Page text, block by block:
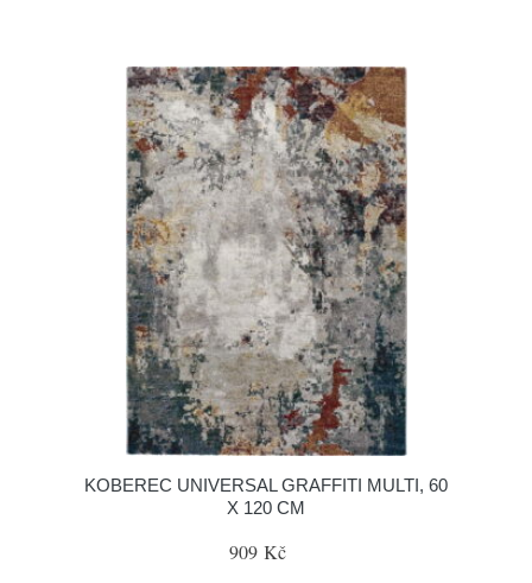
KOBEREC UNIVERSAL GRAFFITI MULTI, 60
X 120 CM
909 Kč